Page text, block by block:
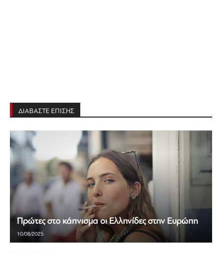
ΔΙΑΒΑΣΤΕ ΕΠΙΣΗΣ
Πρώτες στο κάπνισμα οι Ελληνίδες στην Ευρώπη
10/08/2025